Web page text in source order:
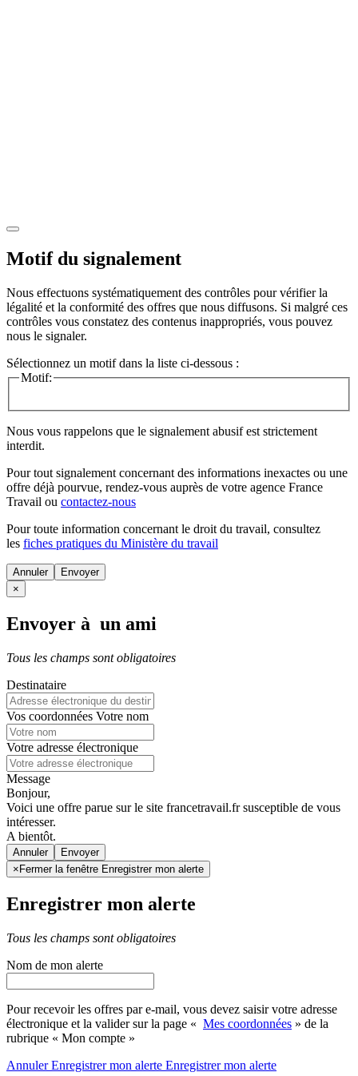
Motif du signalement
Nous effectuons systématiquement des contrôles pour vérifier la
légalité et la conformité des offres que nous diffusons. Si malgré ces
contrôles vous constatez des contenus inappropriés, vous pouvez
nous le signaler.
Sélectionnez un motif dans la liste ci-dessous :
Motif:
Nous vous rappelons que le signalement abusif est strictement
interdit.
Pour tout signalement concernant des informations inexactes ou une
offre déjà pourvue, rendez-vous auprès de votre agence France
Travail ou contactez-nous
Pour toute information concernant le droit du travail, consultez
les fiches pratiques du Ministère du travail
Annuler
×
Envoyer à un ami
Tous les champs sont obligatoires
Destinataire
Vos coordonnées Votre nom
Votre adresse électronique
Message
Bonjour,
Voici une offre parue sur le site francetravail.fr susceptible de vous
intéresser.
A bientôt.
Annuler
× Fermer la fenêtre Enregistrer mon alerte
Enregistrer mon alerte
Tous les champs sont obligatoires
Nom de mon alerte
Pour recevoir les offres par e-mail, vous devez saisir votre adresse
électronique et la valider sur la page « Mes coordonnées » de la
rubrique « Mon compte »
AnnulerEnregistrer mon alerte Enregistrermon alerte